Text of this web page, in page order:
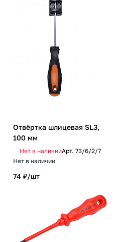
Отвёртка шлицевая SL3,
100 мм
Нет в наличииАрт. 73/6/2/7
Нет в наличии
74 ₽/шт